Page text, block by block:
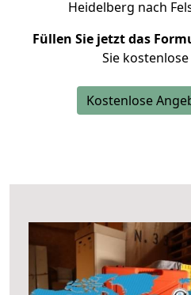
Heidelberg nach
Füllen Sie jetzt das
Sie
Kostenlose